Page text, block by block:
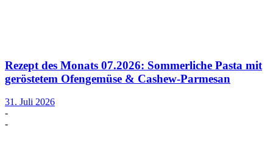
Rezept des Monats 07.2026: Sommerliche Pasta mit
geröstetem Ofengemüse & Cashew-Parmesan
31. Juli 2026
-
-